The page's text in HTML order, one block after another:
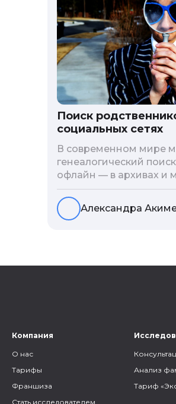
Поиск
социальных сетях
В современном мире
генеалогический
офлайн — в архивах и
воспользоваться
мы расскажем вам как и
социальных сетях
то, как грамотно
Александра
Компания
О нас
Тарифы
Франшиза
Стать исследователем
Анализ
Тариф